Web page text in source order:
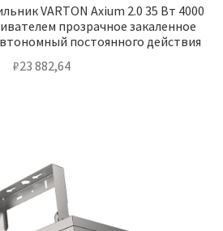
VARTON Axium 2.0 35 Вт 4000
прозрачное закаленное
постоянного действия
₽23 882,64